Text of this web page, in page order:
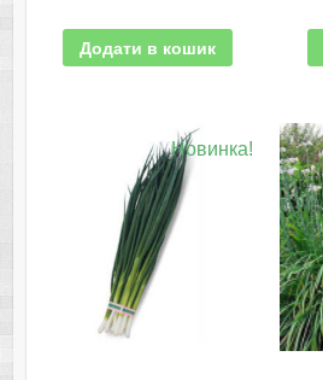
Додати в кошик
Новинка!